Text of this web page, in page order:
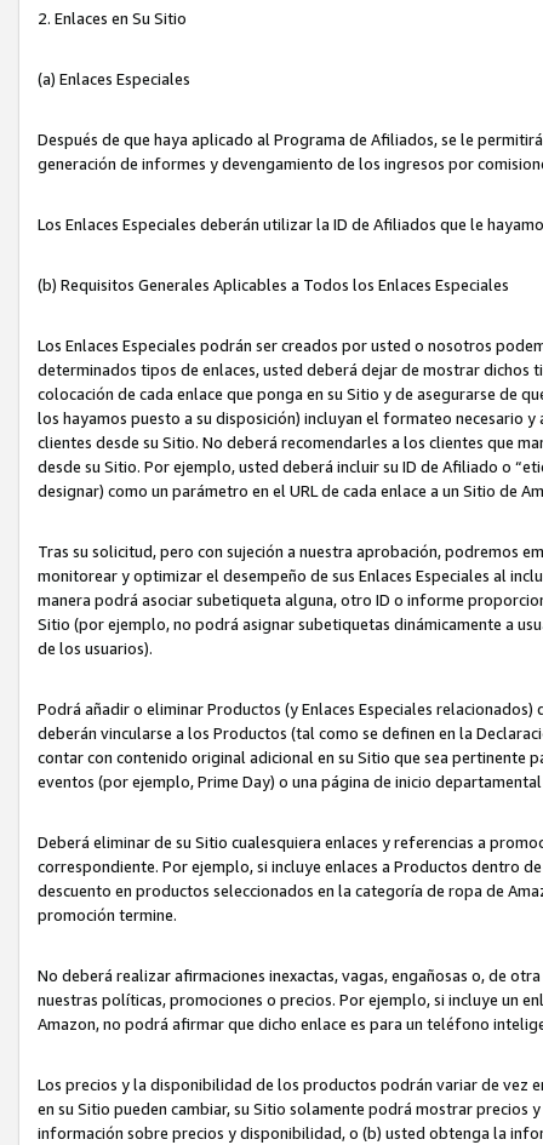
2. Enlaces en Su Sitio
(a) Enlaces Especiales
Después de que haya aplicado al Programa de Afiliados, se le
generación de informes y devengamiento de los ingresos por
Los Enlaces Especiales deberán utilizar la ID de Afiliados que le
(b) Requisitos Generales Aplicables a Todos los Enlaces Especiales
Los Enlaces Especiales podrán ser creados por usted o nosotros
determinados tipos de enlaces, usted deberá dejar de mostrar dichos
colocación de cada enlace que ponga en su Sitio y de asegurarse de
los hayamos puesto a su disposición) incluyan el formateo necesario
clientes desde su Sitio. No deberá recomendarles a los clientes que
desde su Sitio. Por ejemplo, usted deberá incluir su ID de Afiliado o
designar) como un parámetro en el URL de cada enlace a un Sitio de
Tras su solicitud, pero con sujeción a nuestra aprobación, podremos
monitorear y optimizar el desempeño de sus Enlaces Especiales al
manera podrá asociar subetiqueta alguna, otro ID o informe
Sitio (por ejemplo, no podrá asignar subetiquetas dinámicamente a
de los usuarios).
Podrá añadir o eliminar Productos (y Enlaces Especiales
deberán vincularse a los Productos (tal como se definen en la
contar con contenido original adicional en su Sitio que sea pertinente
eventos (por ejemplo, Prime Day) o una página de inicio
Deberá eliminar de su Sitio cualesquiera enlaces y referencias a
correspondiente. Por ejemplo, si incluye enlaces a Productos dentro
descuento en productos seleccionados en la categoría de ropa de
promoción termine.
No deberá realizar afirmaciones inexactas, vagas, engañosas o, de
nuestras políticas, promociones o precios. Por ejemplo, si incluye un
Amazon, no podrá afirmar que dicho enlace es para un teléfono
Los precios y la disponibilidad de los productos podrán variar de vez
en su Sitio pueden cambiar, su Sitio solamente podrá mostrar
información sobre precios y disponibilidad, o (b) usted obtenga la